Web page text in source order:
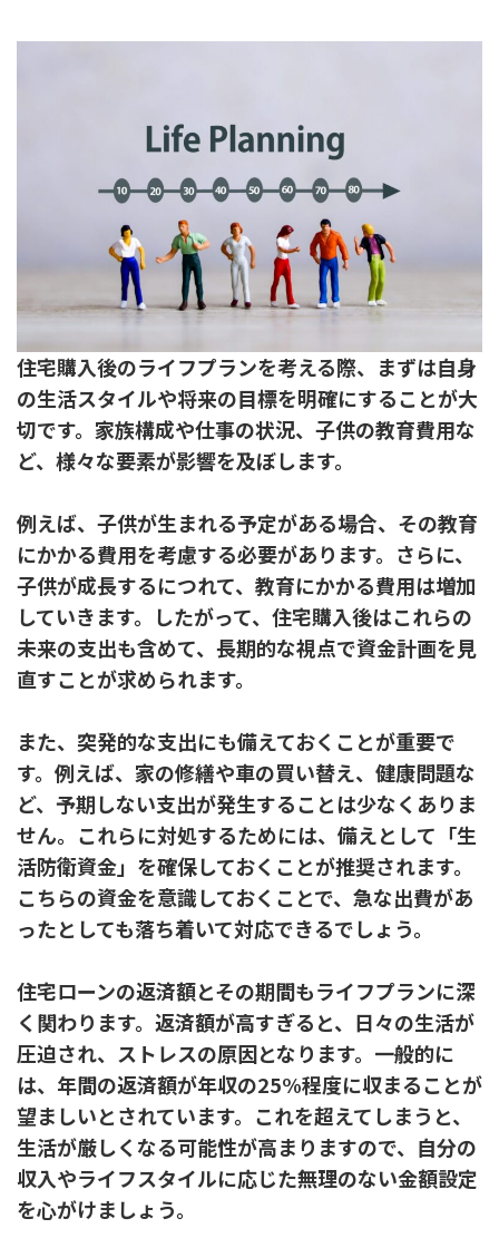
住宅購入後のライフプランを考える際、まずは自身
の生活スタイルや将来の目標を明確にすることが大
切です。家族構成や仕事の状況、子供の教育費用な
ど、様々な要素が影響を及ぼします。
例えば、子供が生まれる予定がある場合、その教育
にかかる費用を考慮する必要があります。さらに、
子供が成長するにつれて、教育にかかる費用は増加
していきます。したがって、住宅購入後はこれらの
未来の支出も含めて、長期的な視点で資金計画を見
直すことが求められます。
また、突発的な支出にも備えておくことが重要で
す。例えば、家の修繕や車の買い替え、健康問題な
ど、予期しない支出が発生することは少なくありま
せん。これらに対処するためには、備えとして「生
活防衛資金」を確保しておくことが推奨されます。
こちらの資金を意識しておくことで、急な出費があ
ったとしても落ち着いて対応できるでしょう。
住宅ローンの返済額とその期間もライフプランに深
く関わります。返済額が高すぎると、日々の生活が
圧迫され、ストレスの原因となります。一般的に
は、年間の返済額が年収の25%程度に収まることが
望ましいとされています。これを超えてしまうと、
生活が厳しくなる可能性が高まりますので、自分の
収入やライフスタイルに応じた無理のない金額設定
を心がけましょう。